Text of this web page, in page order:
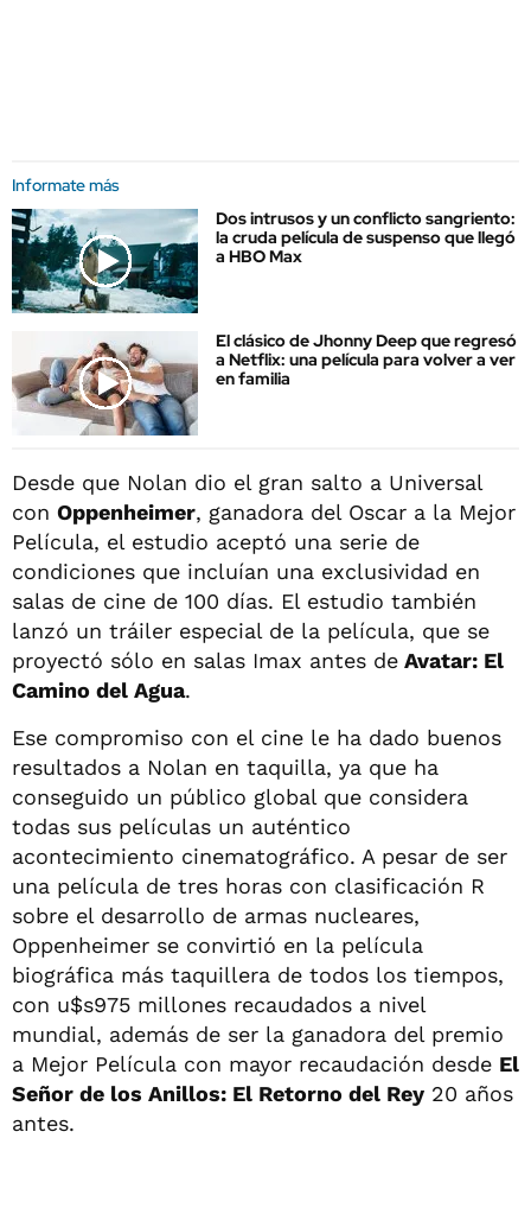
Informate más
Dos intrusos y un conflicto sangriento:
la cruda película de suspenso que llegó
a HBO Max
El clásico de Jhonny Deep que regresó
a Netflix: una película para volver a ver
en familia
Desde que Nolan dio el gran salto a Universal
con Oppenheimer, ganadora del Oscar a la Mejor
Película, el estudio aceptó una serie de
condiciones que incluían una exclusividad en
salas de cine de 100 días. El estudio también
lanzó un tráiler especial de la película, que se
proyectó sólo en salas Imax antes de Avatar: El
Camino del Agua.
Ese compromiso con el cine le ha dado buenos
resultados a Nolan en taquilla, ya que ha
conseguido un público global que considera
todas sus películas un auténtico
acontecimiento cinematográfico. A pesar de ser
una película de tres horas con clasificación R
sobre el desarrollo de armas nucleares,
Oppenheimer se convirtió en la película
biográfica más taquillera de todos los tiempos,
con u$s975 millones recaudados a nivel
mundial, además de ser la ganadora del premio
a Mejor Película con mayor recaudación desde El
Señor de los Anillos: El Retorno del Rey 20 años
antes.